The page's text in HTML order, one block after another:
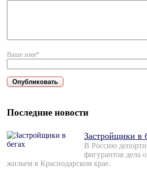
Ваше имя*
Последние новости
Застройщики в
В Россию
фигурантов дела
жильем в Краснодарском крае.